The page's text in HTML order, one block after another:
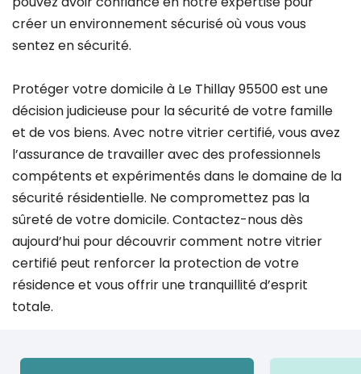
créer un environnement sécurisé où vous vous
sentez en sécurité.
Protéger votre domicile à Le Thillay 95500 est une
décision judicieuse pour la sécurité de votre famille
et de vos biens. Avec notre vitrier certifié, vous avez
l’assurance de travailler avec des professionnels
compétents et expérimentés dans le domaine de la
sécurité résidentielle. Ne compromettez pas la
sûreté de votre domicile. Contactez-nous dès
aujourd’hui pour découvrir comment notre vitrier
certifié peut renforcer la protection de votre
résidence et vous offrir une tranquillité d’esprit
totale.